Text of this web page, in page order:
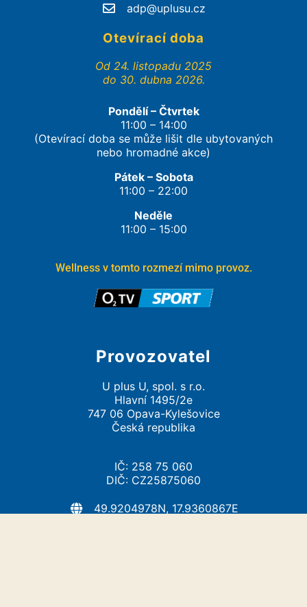
adp@uplusu.cz
Otevírací doba
Od 24. listopadu 2025
do 30. dubna 2026.
Pondělí – Čtvrtek
11:00 – 14:00
(Otevírací doba se může lišit dle ubytovaných
nebo hromadné akce)
Pátek – Sobota
11:00 – 22:00
Neděle
11:00 – 15:00
Wellness v tomto rozmezí mimo provoz.
Provozovatel
U plus U, spol. s r.o.
Hlavní 1495/2e
747 06 Opava-Kylešovice
Česká republika
IČ: 258 75 060
DIČ: CZ25875060
49.9204978N, 17.9360867E